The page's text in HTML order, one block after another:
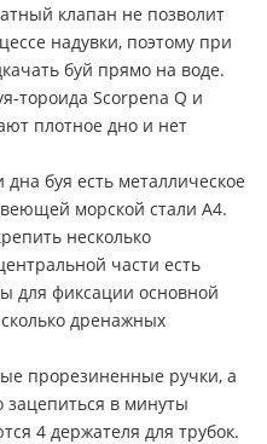
клапан не позволит
надувки, поэтому при
буй прямо на воде.
тороида Scorpena Q и
плотное дно и нет
буя есть металлическое
морской стали А4.
несколько
части есть
для фиксации основной
дренажных
прорезиненные ручки, а
зацепиться в минуты
4 держателя для трубок.